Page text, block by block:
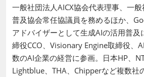
一般社団法人AICX協会代表理事、一
普及協会常任協議員を務めるほか、
アドバイザーとして生成AIの活用普
締役CCO、Visionary Engine取締役、
数のAI企業の経営に参画。日本HP、
Lightblue、THA、Chipperなど複数社